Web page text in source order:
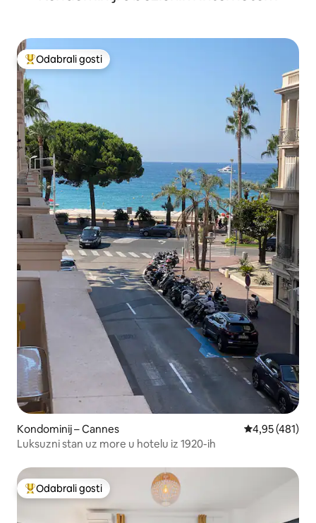
Među najviše rangiranima s oznakom „Odabrali gosti”
Odabrali gosti
Kondominij – Cannes Prosječna
4,95 (481)
Luksuzni stan uz more u hotelu iz 1920-ih
Među najviše rangiranima s oznakom „Odabrali gosti”
Odabrali gosti